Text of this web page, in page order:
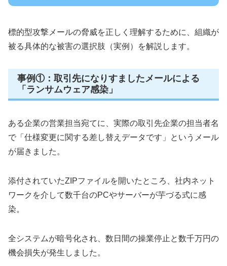
標的型攻撃メールの脅威を正しく理解するために、組織が
被る具体的な被害の選択肢（実例）を解説します。
事例①：取引先になりすましたメールによる
「ランサムウェア感染」
ある企業の営業担当宛てに、実際の取引先企業の担当者名
で「仕様変更に関する差し替えデータです」というメール
が届きました。
添付されていたZIPファイルを開いたところ、社内ネット
ワークを介して数千台のPCやサーバーが芋づる式に感
染。
全システムが暗号化され、数日間の操業停止と数千万円の
機会損失が発生しました。